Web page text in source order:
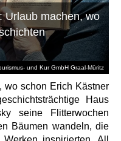
und Kur GmbH Graal-Müritz
Urlaub machen, wo
wo schon Erich Kästner
Haus
seine Flitterwochen
Bäumen wandeln, die